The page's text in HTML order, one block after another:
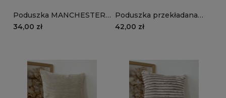
Poduszka MANCHESTER
TL17 | brązowy
34,00 zł
Poduszka przekładana
MANCHESTER LN17 |
42,00 zł